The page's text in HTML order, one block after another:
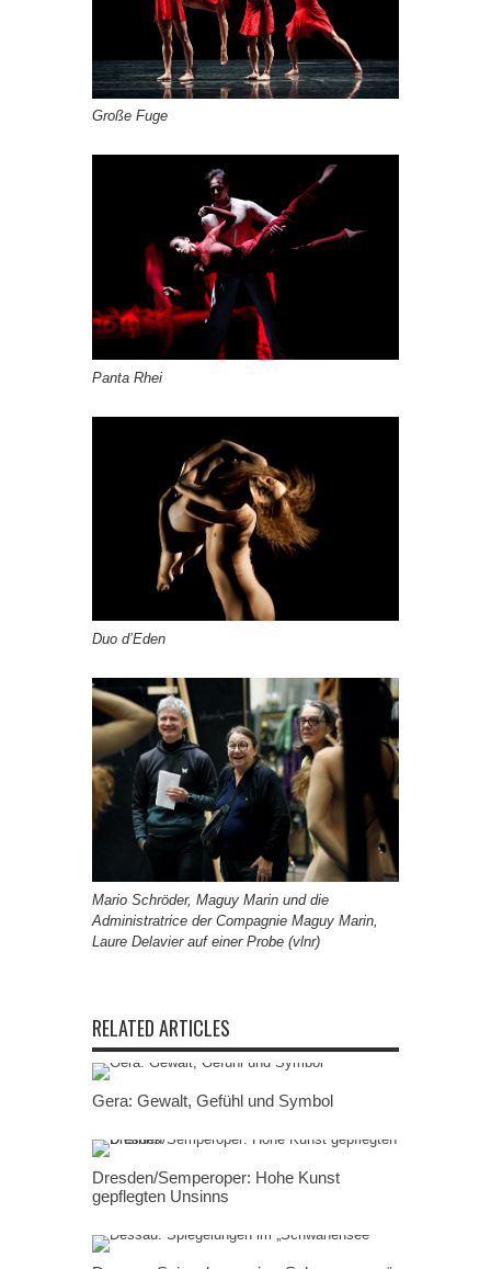
Große Fuge
Panta Rhei
Duo d’Eden
Mario Schröder, Maguy Marin und die
Administratrice der Compagnie Maguy Marin,
Laure Delavier auf einer Probe (vlnr)
RELATED ARTICLES
Gera: Gewalt, Gefühl und Symbol
Dresden/Semperoper: Hohe Kunst
gepflegten Unsinns